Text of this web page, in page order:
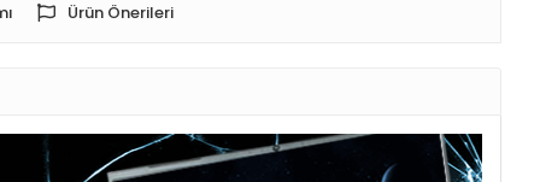
Ürün Önerileri